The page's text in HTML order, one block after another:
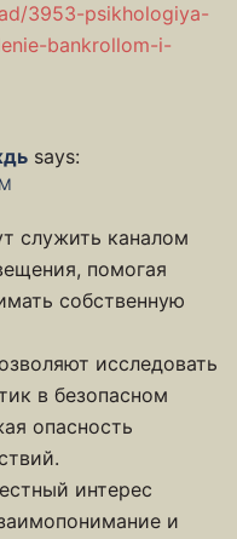
3953-psikhologiya-
bankrollom-i-
says:
служить каналом
помогая
собственную
исследовать
в безопасном
опасность
интерес
и